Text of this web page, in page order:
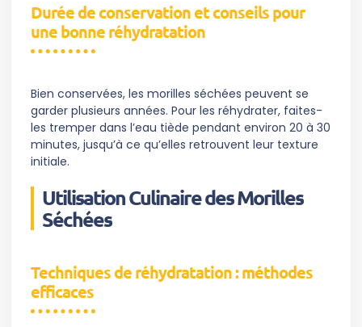
Durée de conservation et conseils pour
une bonne réhydratation
Bien conservées, les morilles séchées peuvent se
garder plusieurs années. Pour les réhydrater, faites-
les tremper dans l’eau tiède pendant environ 20 à 30
minutes, jusqu’à ce qu’elles retrouvent leur texture
initiale.
Utilisation Culinaire des Morilles
Séchées
Techniques de réhydratation : méthodes
efficaces